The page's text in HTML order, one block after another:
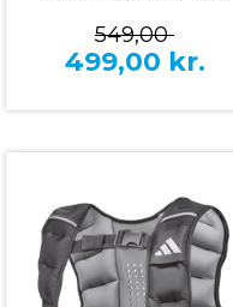
549,00
499,00 kr.